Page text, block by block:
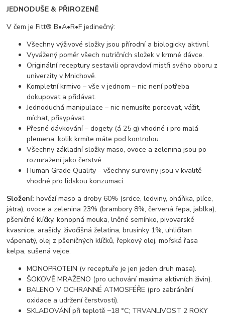
JEDNODUŠE & PŘIROZENĚ
V čem je Fitt® B•A•R•F jedinečný:
Všechny výživové složky jsou přírodní a biologicky aktivní.
Vyvážený poměr všech nutričních složek v krmné dávce.
Originální receptury sestavili opravdoví mistři svého oboru z
univerzity v Mnichově.
Kompletní krmivo – vše v jednom – nic není potřeba
dokupovat a přidávat.
Jednoduchá manipulace – nic nemusíte porcovat, vážit,
míchat, přisypávat.
Přesné dávkování – dogety (á 25 g) vhodné i pro malá
plemena; kolik krmíte máte pod kontrolou.
Všechny základní složky maso, ovoce a zelenina jsou po
rozmražení jako čerstvé.
Human Grade Quality – všechny suroviny jsou v kvalitě
vhodné pro lidskou konzumaci.
Složení: hovězí maso a droby 60% (srdce, ledviny, oháňka, plíce,
játra), ovoce a zelenina 23% (brambory 8%, červená řepa, jablka),
pšeničné klíčky, konopná mouka, lněné semínko, pivovarské
kvasnice, arašídy, živočišná želatina, brusinky 1%, uhličitan
vápenatý, olej z pšeničných klíčků, řepkový olej, mořská řasa
kelpa, sušená vejce.
MONOPROTEIN (v receptuře je jen jeden druh masa).
ŠOKOVĚ MRAŽENO (pro uchování maxima aktivních živin).
BALENO V OCHRANNÉ ATMOSFÉŘE (pro zabránění
oxidace a udržení čerstvosti).
SKLADOVÁNÍ při teplotě −18 °C; TRVANLIVOST 2 ROKY